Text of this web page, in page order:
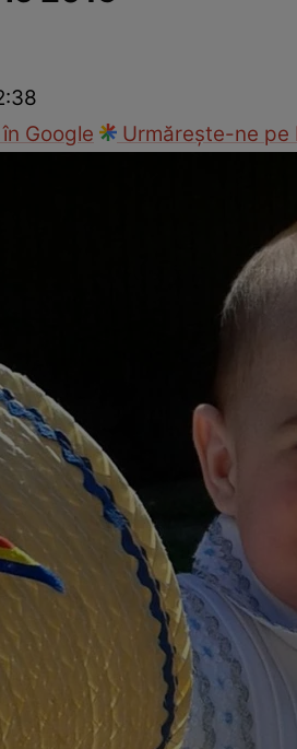
Google
Urmărește-ne pe